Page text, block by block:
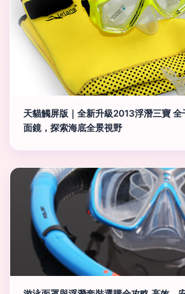
天貓觸屏版｜全新升級2013浮潛三寶
面鏡，探索海底全景視野